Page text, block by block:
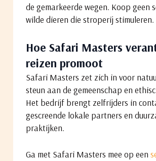
de gemarkeerde wegen. Koop geen
wilde dieren die stroperij stimuleren.
Hoe Safari Masters
reizen promoot
Safari Masters zet zich in voor
steun aan de gemeenschap en
Het bedrijf brengt zelfrijders in
gescreende lokale partners en
praktijken.
Ga met Safari Masters mee op een